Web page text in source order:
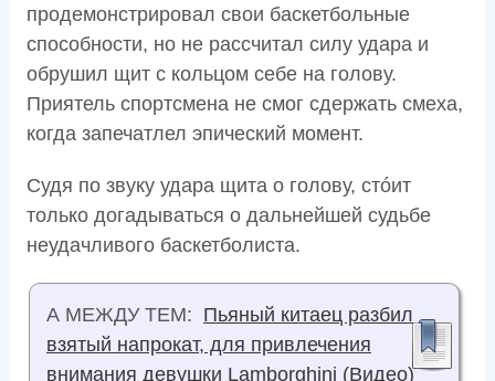
продемонстрировал свои баскетбольные
способности, но не рассчитал силу удара и
обрушил щит с кольцом себе на голову.
Приятель спортсмена не смог сдержать смеха,
когда запечатлел эпический момент.
Судя по звуку удара щита о голову, стóит
только догадываться о дальнейшей судьбе
неудачливого баскетболиста.
А МЕЖДУ ТЕМ: Пьяный китаец разбил
взятый напрокат, для привлечения
внимания девушки Lamborghini (Видео)